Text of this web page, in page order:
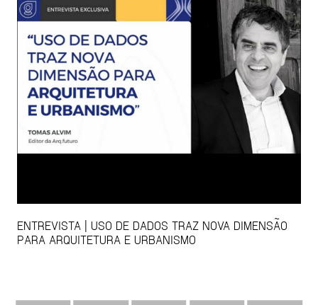
ENTREVISTA | USO DE DADOS TRAZ NOVA DIMENSÃO
PARA ARQUITETURA E URBANISMO